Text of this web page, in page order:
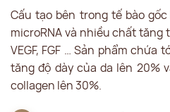
Cấu tạo bên trong tế bào gốc
microRNA và nhiều chất tăng
VEGF, FGF … Sản phẩm chứa
tăng độ dày của da lên 20%
collagen lên 30%.